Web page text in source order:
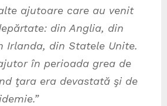
ajutoare care au venit
din Anglia, din
Irlanda, din Statele Unite.
în perioada grea de
ţara era devastată şi de